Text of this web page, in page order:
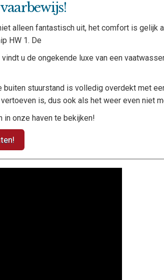
alleen fantastisch uit, het comfort is gelijk
HW 1. De
u de ongekende luxe van een
stuurstand is volledig overdekt met
is, dus ook als het weer even niet
in onze haven te bekijken!